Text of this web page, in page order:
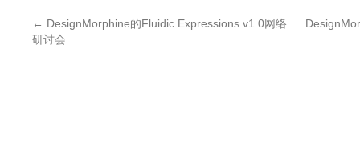
← DesignMorphine的Fluidic Expressions v1.0网络
研讨会